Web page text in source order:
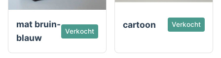
mat bruin-
blauw
Verkocht
cartoon Verkocht